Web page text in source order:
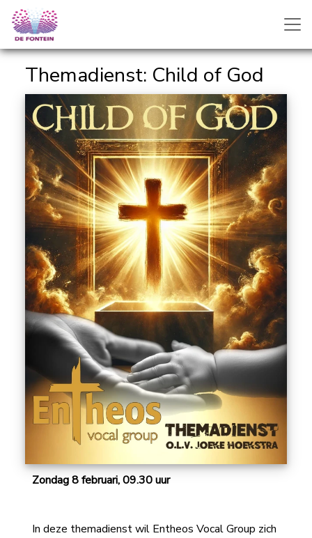
Themadienst: Child of God
Zondag 8 februari, 09.30 uur
In deze themadienst wil Entheos Vocal Group zich